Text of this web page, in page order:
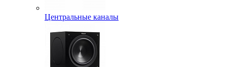
Центральные каналы